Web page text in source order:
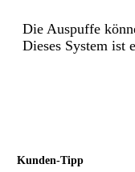
Die Auspuffe
Dieses System ist
Kunden-Tipp